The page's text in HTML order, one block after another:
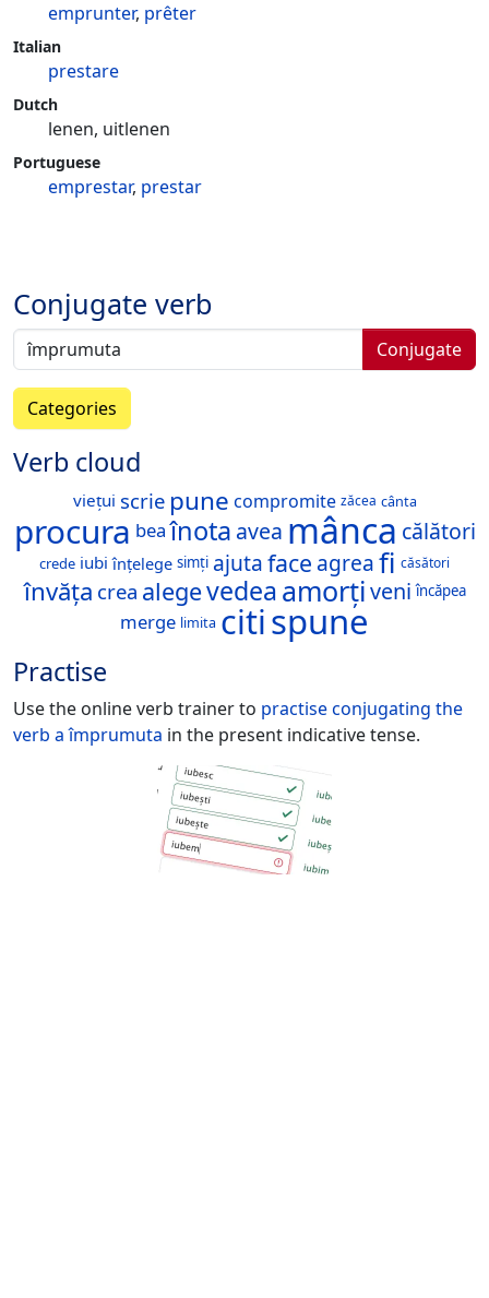
emprunter, prêter
Italian
prestare
Dutch
lenen, uitlenen
Portuguese
emprestar, prestar
Conjugate verb
Conjugate
Categories
Verb cloud
viețui scrie pune compromite zăcea cânta
procura beaînota avea mânca călători
crede iubi înțelege simți ajutaface agreafi căsători
învăța crea alegevedeaamorțiveni încăpea
merge limita citispune
Practise
Use the online verb trainer to practise conjugating the
verb a împrumuta in the present indicative tense.